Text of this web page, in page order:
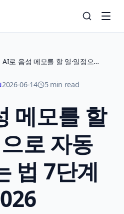
AI로 음성 메모를 할 일·일정으로 자동 정리하는 법 7단계 2026
2026-06-14 5 min read
메모를 할
로 자동
법 7단계